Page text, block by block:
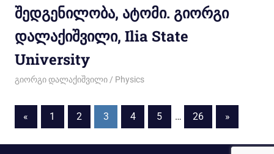
შედგენილობა, ატომი. გიორგი
დალაქიშვილი, Ilia State
University
27/02/2012
გიორგი დალაქიშვილი Physics
« 1 2 3 4 5 … 26 »